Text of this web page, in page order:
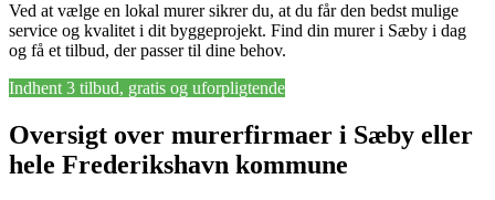
Ved at vælge en lokal murer sikrer du, at du får den bedst mulige
service og kvalitet i dit byggeprojekt. Find din murer i Sæby i dag
og få et tilbud, der passer til dine behov.
Indhent 3 tilbud, gratis og uforpligtende
Oversigt over murerfirmaer i Sæby eller
hele Frederikshavn kommune